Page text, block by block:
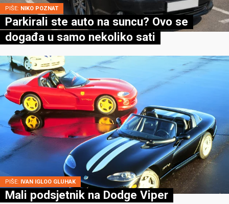
PIŠE: NIKO POZNAT
Parkirali ste auto na suncu? Ovo se
događa u samo nekoliko sati
PIŠE: IVAN IGLOO GLUHAK
Mali podsjetnik na Dodge Viper